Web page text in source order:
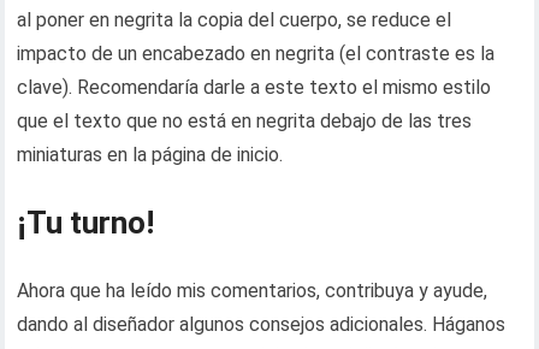
al poner en negrita la copia del cuerpo, se reduce el
impacto de un encabezado en negrita (el contraste es la
clave). Recomendaría darle a este texto el mismo estilo
que el texto que no está en negrita debajo de las tres
miniaturas en la página de inicio.
¡Tu turno!
Ahora que ha leído mis comentarios, contribuya y ayude,
dando al diseñador algunos consejos adicionales. Háganos